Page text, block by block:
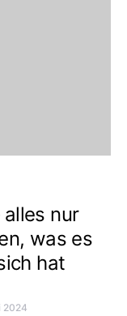
nur
was es
hat
2024